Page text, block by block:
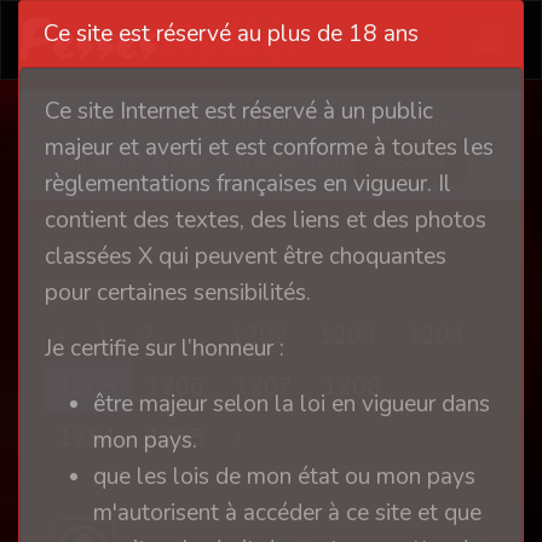
Ce site nécessite l'autorisation de cookies
pour fonctionner correctement
Accepter
Vidéos
‹ 1 2 ... 1202
1205
1206 1207 1208
1254
1255
Ce site est réservé au plus de 18 ans
Ce site Internet est réservé à un public
majeur et averti et est conforme à toutes les
règlementations françaises en vigueur. Il
contient des textes, des liens et des photos
classées X qui peuvent être choquantes
pour certaines sensibilités.
Je certifie sur l’honneur :
être majeur selon la loi en vigueur dans
mon pays.
que les lois de mon état ou mon pays
m'autorisent à accéder à ce site et que